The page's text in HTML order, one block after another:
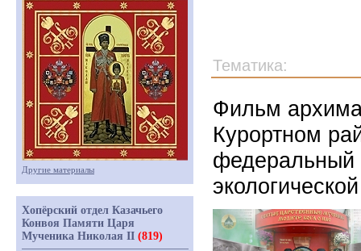
Тематика:
Фильм
Курортном
федеральный
Другие материалы
Хопёрский отдел Казачьего
Конвоя Памяти Царя
Мученика Николая II (819)